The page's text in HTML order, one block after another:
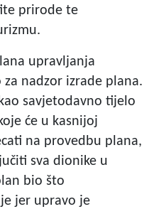
prirode te
upravljanja
nadzor izrade plana.
savjetodavno tijelo
će u kasnijoj
na provedbu plana,
sva dionike u
bio što
jer upravo je